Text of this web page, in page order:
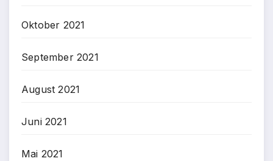
Oktober 2021
September 2021
August 2021
Juni 2021
Mai 2021